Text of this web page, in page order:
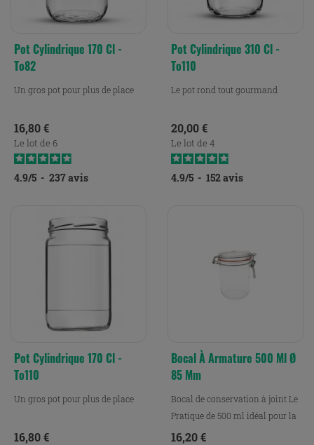
Pot Cylindrique 170 Cl -
To82
Un gros pot pour plus de place
Prix
16,80 €
Le lot de 6
4.9/5 - 237avis
Pot Cylindrique 310 Cl -
To110
Le pot rond tout gourmand
Prix
20,00 €
Le lot de 4
4.9/5 - 152avis
Pot Cylindrique 170 Cl -
To110
Un gros pot pour plus de place
Prix
16,80 €
Bocal À Armature 500 Ml Ø
85 Mm
Bocal de conservation à joint Le
Pratique de 500 ml idéal pour la
conservation,...
Prix
16,20 €